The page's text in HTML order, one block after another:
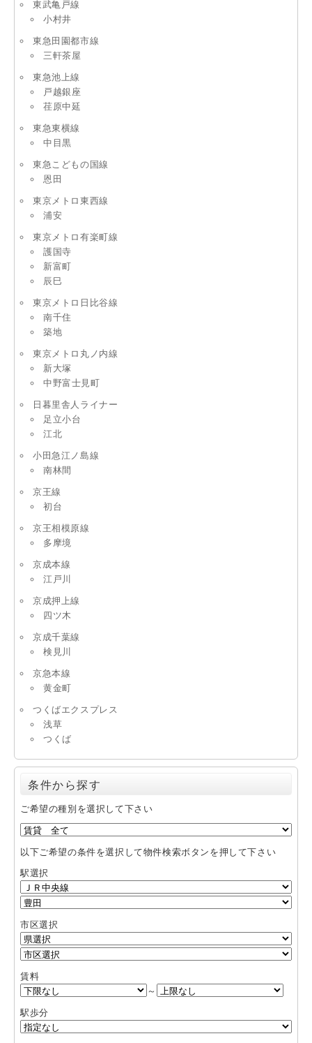
東武亀戸線
小村井
東急田園都市線
三軒茶屋
東急池上線
戸越銀座
荏原中延
東急東横線
中目黒
東急こどもの国線
恩田
東京メトロ東西線
浦安
東京メトロ有楽町線
護国寺
新富町
辰巳
東京メトロ日比谷線
南千住
築地
東京メトロ丸ノ内線
新大塚
中野富士見町
日暮里舎人ライナー
足立小台
江北
小田急江ノ島線
南林間
京王線
初台
京王相模原線
多摩境
京成本線
江戸川
京成押上線
四ツ木
京成千葉線
検見川
京急本線
黄金町
つくばエクスプレス
浅草
つくば
条件から探す
ご希望の種別を選択して下さい
以下ご希望の条件を選択して物件検索ボタンを押して下さい
駅選択
市区選択
賃料
～
駅歩分